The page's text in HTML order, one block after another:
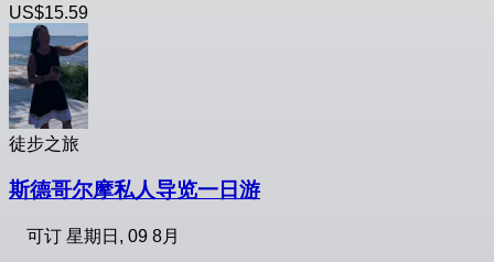
US$15.59
徒步之旅
斯德哥尔摩私人导览一日游
可订 星期日, 09 8月